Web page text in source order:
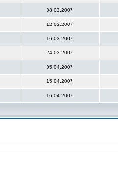
08.03.2007
12.03.2007
16.03.2007
24.03.2007
05.04.2007
15.04.2007
16.04.2007